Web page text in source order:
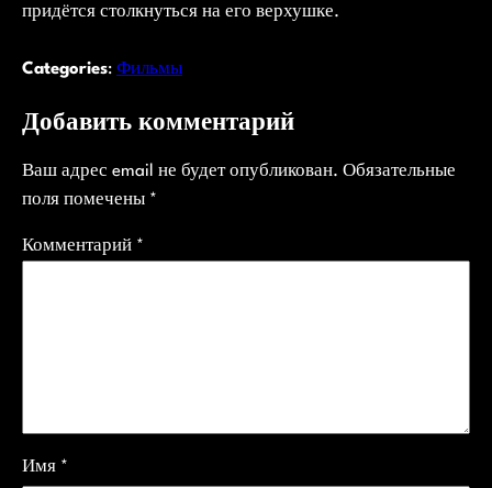
придётся столкнуться на его верхушке.
Categories: Фильмы
Добавить комментарий
Ваш адрес email не будет опубликован. Обязательные
поля помечены *
Комментарий *
Имя *